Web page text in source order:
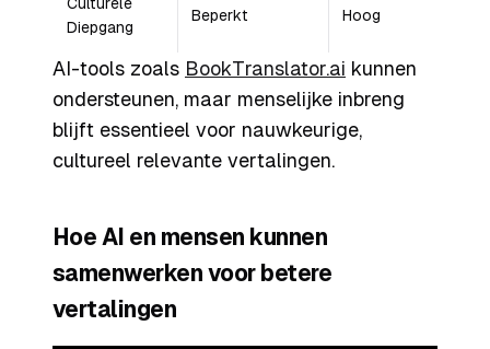
Diepgang
Beperkt Hoog
AI-tools zoals BookTranslator.ai kunnen
ondersteunen, maar menselijke inbreng
blijft essentieel voor nauwkeurige,
cultureel relevante vertalingen.
Hoe AI en mensen kunnen
samenwerken voor betere
vertalingen